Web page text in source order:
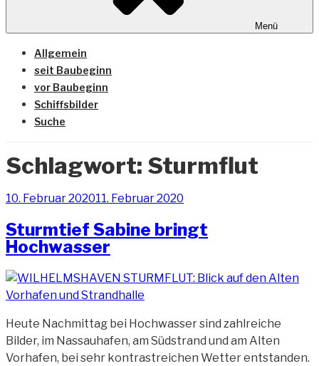
Menü
Allgemein
seit Baubeginn
vor Baubeginn
Schiffsbilder
Suche
Schlagwort: Sturmflut
Veröffentlicht
10. Februar 202011. Februar 2020
Sturmtief Sabine bringt
Hochwasser
Heute Nachmittag bei Hochwasser sind zahlreiche
Bilder, im Nassauhafen, am Südstrand und am Alten
Vorhafen, bei sehr kontrastreichen Wetter entstanden.